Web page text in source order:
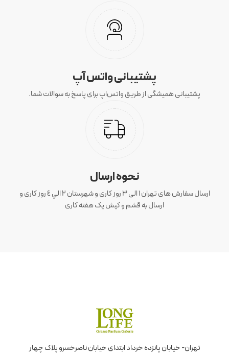
پشتیبانی واتس آپ
پشتیبانی همیشگی از طریق واتس‌اپ برای پاسخ به سوالات شما.
نحوه ارسال
ارسال سفارش های تهران 1 الی 3 روز کاری و شهرستان ٢ الي ٤ روز کاری و
ارسال به قشم و کیش یک هفته کاری
تهران- خیابان پانزده خرداد ابتدای خیابان ناصرخسرو پلاک چهار